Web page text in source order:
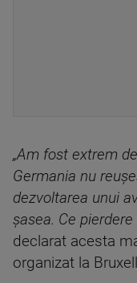
„Am fost extrem
Germania nu
dezvoltarea unui
șasea. Ce
declarat acesta
organizat la